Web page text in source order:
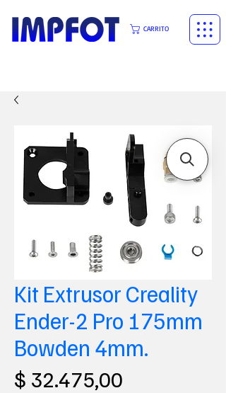
CARRITO
Kit Extrusor Creality
Ender-2 Pro 175mm
Bowden 4mm.
$ 32.475,00